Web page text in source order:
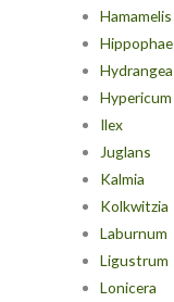
Hamamelis
Hippophae
Hydrangea
Hypericum
Ilex
Juglans
Kalmia
Kolkwitzia
Laburnum
Ligustrum
Lonicera